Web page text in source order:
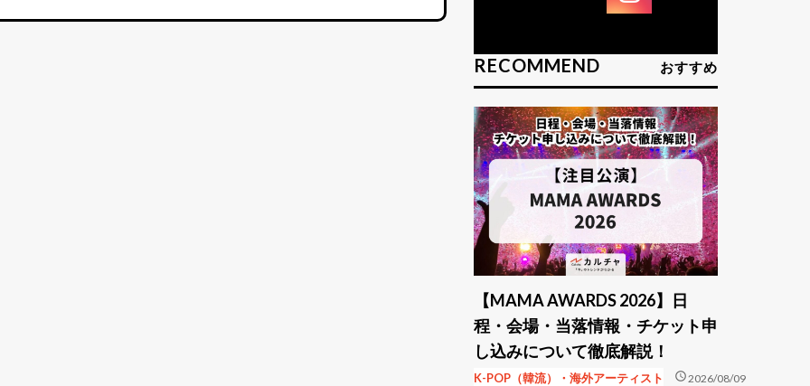
RECOMMEND おすすめ
【MAMA AWARDS 2026】日
程・会場・当落情報・チケット申
し込みについて徹底解説！
K-POP（韓流）・海外アーティスト schedule2026/08/09